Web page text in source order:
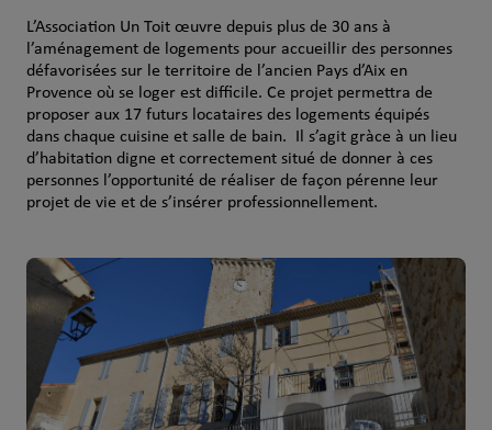
L’Association Un Toit œuvre depuis plus de 30 ans à
l’aménagement de logements pour accueillir des personnes
défavorisées sur le territoire de l’ancien Pays d’Aix en
Provence où se loger est difficile. Ce projet permettra de
proposer aux 17 futurs locataires des logements équipés
dans chaque cuisine et salle de bain. Il s’agit gràce à un lieu
d’habitation digne et correctement situé de donner à ces
personnes l’opportunité de réaliser de façon pérenne leur
projet de vie et de s’insérer professionnellement.